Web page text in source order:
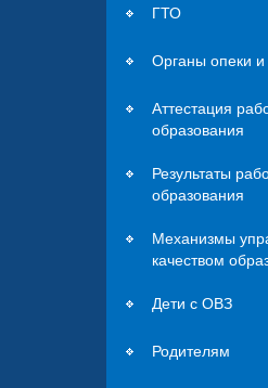
ГТО
Органы опеки и
Аттестация
образования
Результаты
образования
Механизмы
качеством
Дети с ОВЗ
Родителям